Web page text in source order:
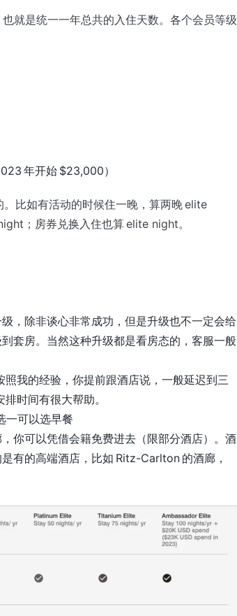
就是统一一年总共的入住天数。各个会员等级
年开始 $23,000）
比如有活动的时候住一晚，算两晚 elite
；房券兑换入住也算 elite night。
，除非谈心非常成功，但是升级也不一定会给
套房。当然这种升级都是看房态的，客服一般
照我的经验，你提前跟酒店说，一般延迟到三
时间有很大帮助。
一可以选早餐
你可以凭借会籍免费进去（限部分酒店）。酒
有的高端酒店，比如 Ritz-Carlton 的酒廊，